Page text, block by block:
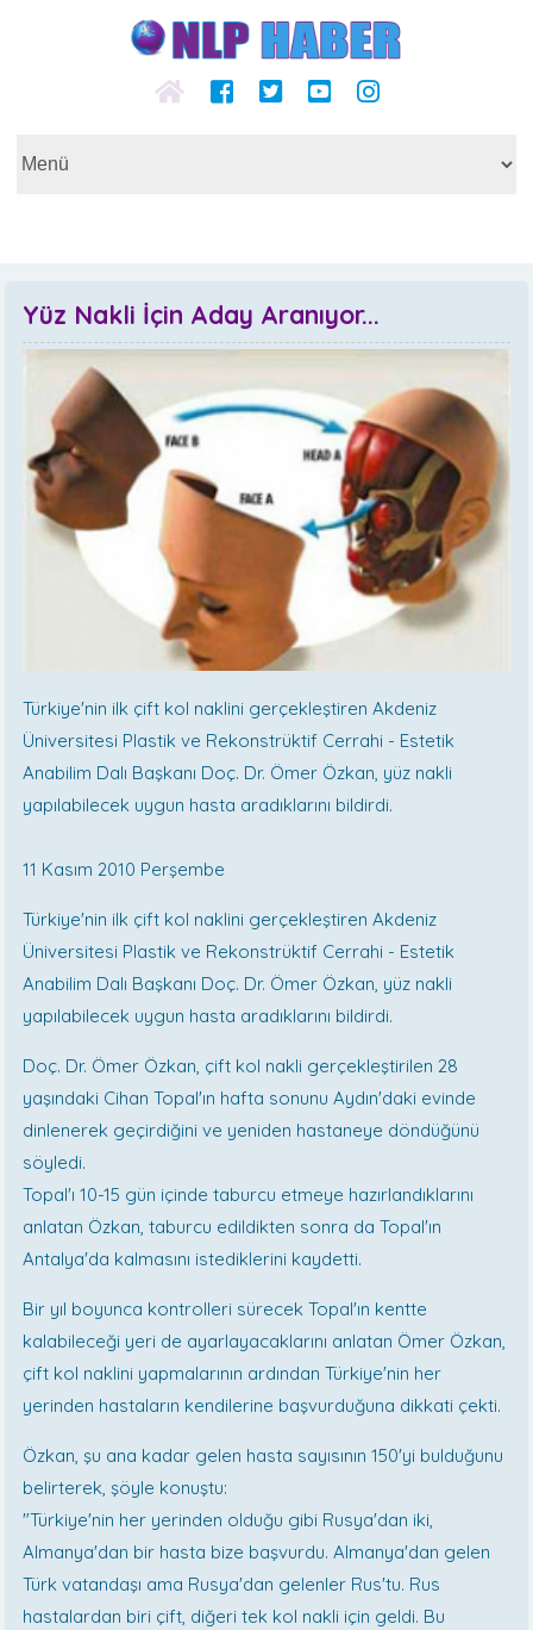
Yüz Nakli İçin Aday Aranıyor...
Türkiye'nin ilk çift kol naklini gerçekleştiren Akdeniz
Üniversitesi Plastik ve Rekonstrüktif Cerrahi - Estetik
Anabilim Dalı Başkanı Doç. Dr. Ömer Özkan, yüz nakli
yapılabilecek uygun hasta aradıklarını bildirdi.
11 Kasım 2010 Perşembe
Türkiye'nin ilk çift kol naklini gerçekleştiren Akdeniz
Üniversitesi Plastik ve Rekonstrüktif Cerrahi - Estetik
Anabilim Dalı Başkanı Doç. Dr. Ömer Özkan, yüz nakli
yapılabilecek uygun hasta aradıklarını bildirdi.
Doç. Dr. Ömer Özkan, çift kol nakli gerçekleştirilen 28
yaşındaki Cihan Topal'ın hafta sonunu Aydın'daki evinde
dinlenerek geçirdiğini ve yeniden hastaneye döndüğünü
söyledi.
Topal'ı 10-15 gün içinde taburcu etmeye hazırlandıklarını
anlatan Özkan, taburcu edildikten sonra da Topal'ın
Antalya'da kalmasını istediklerini kaydetti.
Bir yıl boyunca kontrolleri sürecek Topal'ın kentte
kalabileceği yeri de ayarlayacaklarını anlatan Ömer Özkan,
çift kol naklini yapmalarının ardından Türkiye'nin her
yerinden hastaların kendilerine başvurduğuna dikkati çekti.
Özkan, şu ana kadar gelen hasta sayısının 150'yi bulduğunu
belirterek, şöyle konuştu:
"Türkiye'nin her yerinden olduğu gibi Rusya'dan iki,
Almanya'dan bir hasta bize başvurdu. Almanya'dan gelen
Türk vatandaşı ama Rusya'dan gelenler Rus'tu. Rus
hastalardan biri çift, diğeri tek kol nakli için geldi. Bu